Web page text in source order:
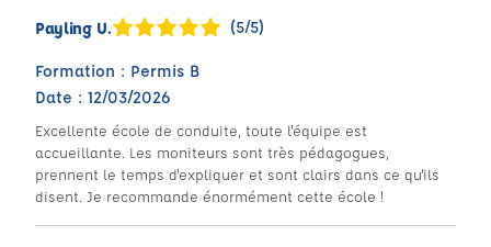
Payling U. (5/5)
Formation : Permis B
Date : 12/03/2026
Excellente école de conduite, toute l'équipe est
accueillante. Les moniteurs sont très pédagogues,
prennent le temps d'expliquer et sont clairs dans ce qu'ils
disent. Je recommande énormément cette école !